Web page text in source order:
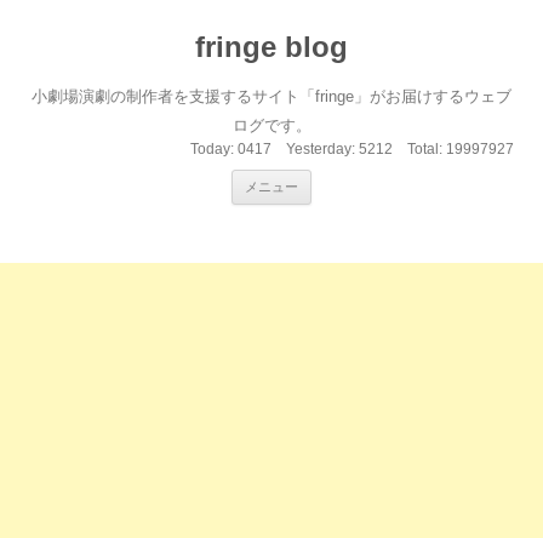
fringe blog
小劇場演劇の制作者を支援するサイト「fringe」がお届けするウェブ
ログです。
Today: 0417 Yesterday: 5212 Total: 19997927
メニュー